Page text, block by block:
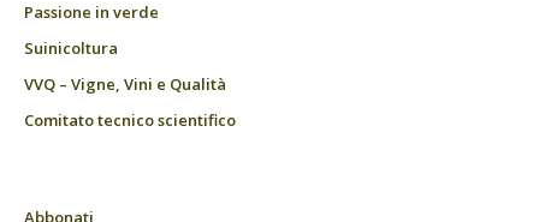
Passione in verde
Suinicoltura
VVQ – Vigne, Vini e Qualità
Comitato tecnico scientifico